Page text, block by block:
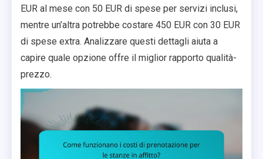
EUR al mese con 50 EUR di spese per servizi inclusi,
mentre un’altra potrebbe costare 450 EUR con 30 EUR
di spese extra. Analizzare questi dettagli aiuta a
capire quale opzione offre il miglior rapporto qualità-
prezzo.